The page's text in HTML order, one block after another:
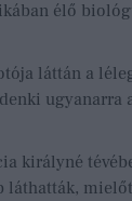
élő
láttán a
ugyanarra
királyné
láthatták,